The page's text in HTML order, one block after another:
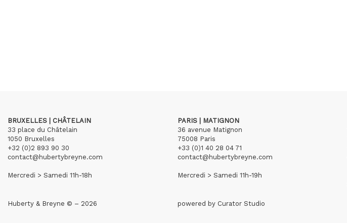
BRUXELLES | CHÂTELAIN
33 place du Châtelain
1050 Bruxelles
+32 (0)2 893 90 30
contact@hubertybreyne.com
Mercredi > Samedi 11h-18h
PARIS | MATIGNON
36 avenue Matignon
75008 Paris
+33 (0)1 40 28 04 71
contact@hubertybreyne.com
Mercredi > Samedi 11h-19h
Huberty & Breyne © – 2026 powered by Curator Studio